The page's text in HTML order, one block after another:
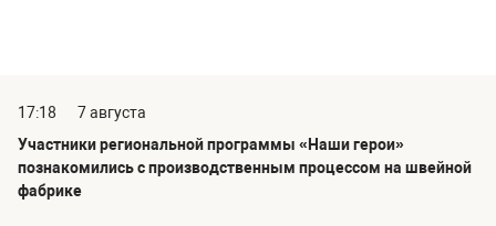
17:18
7 августа
Участники региональной программы «Наши герои»
познакомились с производственным процессом на швейной
фабрике